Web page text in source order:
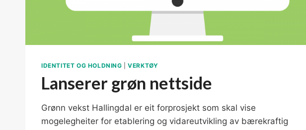
IDENTITET OG HOLDNING |VERKTØY
Lanserer grøn nettside
Grønn vekst Hallingdal er eit forprosjekt som skal vise
mogelegheiter for etablering og vidareutvikling av bærekraftig